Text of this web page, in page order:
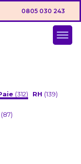
0805 030 243
(312) RH (139)
(87)